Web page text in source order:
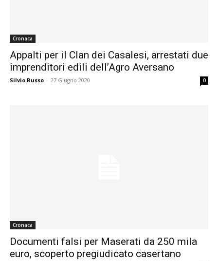
Cronaca
Appalti per il Clan dei Casalesi, arrestati due
imprenditori edili dell’Agro Aversano
Silvio Russo - 27 Giugno 2020 0
Cronaca
Documenti falsi per Maserati da 250 mila
euro, scoperto pregiudicato casertano